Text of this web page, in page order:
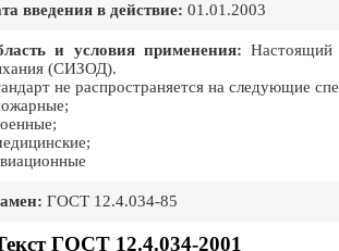
введения в действие: 01.01.2003
и условия применения: Настоящий
(СИЗОД).
не распространяется на следующие
ГОСТ 12.4.034-85
ГОСТ 12.4.034-2001